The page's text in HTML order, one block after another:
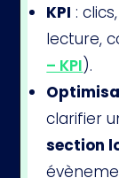
KPI :
lecture,
– KPI).
clarifier
section